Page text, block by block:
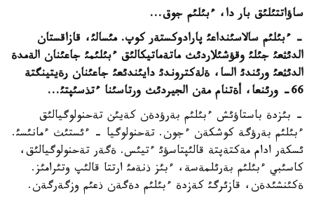
ساؤاتتئلئق بار دا، ءبئلئم جوق...
- ءبئلئم سالاسئنداعئ پارادوكستةر كوپ. مئسالئ، قازاقستان
الدئثعئ جئلئ وقؤشئلاردئث ماتةماتيكالئق ءبئلئمئ جاعئنان الةمدة
الدئثعئ ورئندئ السا، ةلةكتروندئ دايئندئعئ جاعئنان رةيتينگتة
66- ورئنعا، أةتنام مةن الجيردئث ورتاسئنا ءتذسئپتئ...
- بئزدة باستاؤئش ءبئلئم بةرؤدةن كةيئن تةحنولوگيالئق
ءبئلئم بةرؤگة كوشكةن ءجون. تةحنولوگيا - ءئستئث ءمانئسئ.
ئسكةر ادام مةكتةپتة قالئپتاسؤئ ءتيئس. ةگةر تةحنولوگيالئق،
كاسئبي ءبئلئم بةرئلمةسة، ءبئز ذنةمئ ارتتا قالئپ وتئرامئز.
ةكئنشئدةن، قازئرگئ كةزدة ءبئلئم دةگةن ذعئم وزگةرگةن.